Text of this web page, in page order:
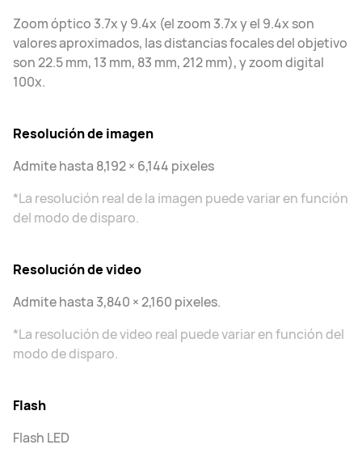
Zoom óptico 3.7x y 9.4x (el zoom 3.7x y el 9.4x son
valores aproximados, las distancias focales del objetivo
son 22.5 mm, 13 mm, 83 mm, 212 mm), y zoom digital
100x.
Resolución de imagen
Admite hasta 8,192 × 6,144 pixeles
*La resolución real de la imagen puede variar en función
del modo de disparo.
Resolución de video
Admite hasta 3,840 × 2,160 pixeles.
*La resolución de video real puede variar en función del
modo de disparo.
Flash
Flash LED